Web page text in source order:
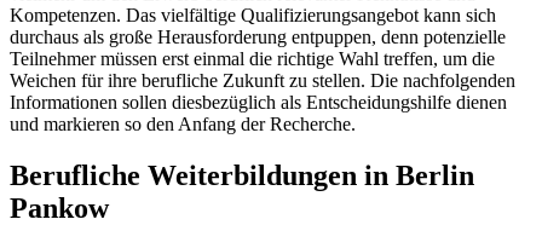
Kompetenzen. Das vielfältige Qualifizierungsangebot kann sich
durchaus als große Herausforderung entpuppen, denn potenzielle
Teilnehmer müssen erst einmal die richtige Wahl treffen, um die
Weichen für ihre berufliche Zukunft zu stellen. Die nachfolgenden
Informationen sollen diesbezüglich als Entscheidungshilfe dienen
und markieren so den Anfang der Recherche.
Berufliche Weiterbildungen in Berlin
Pankow